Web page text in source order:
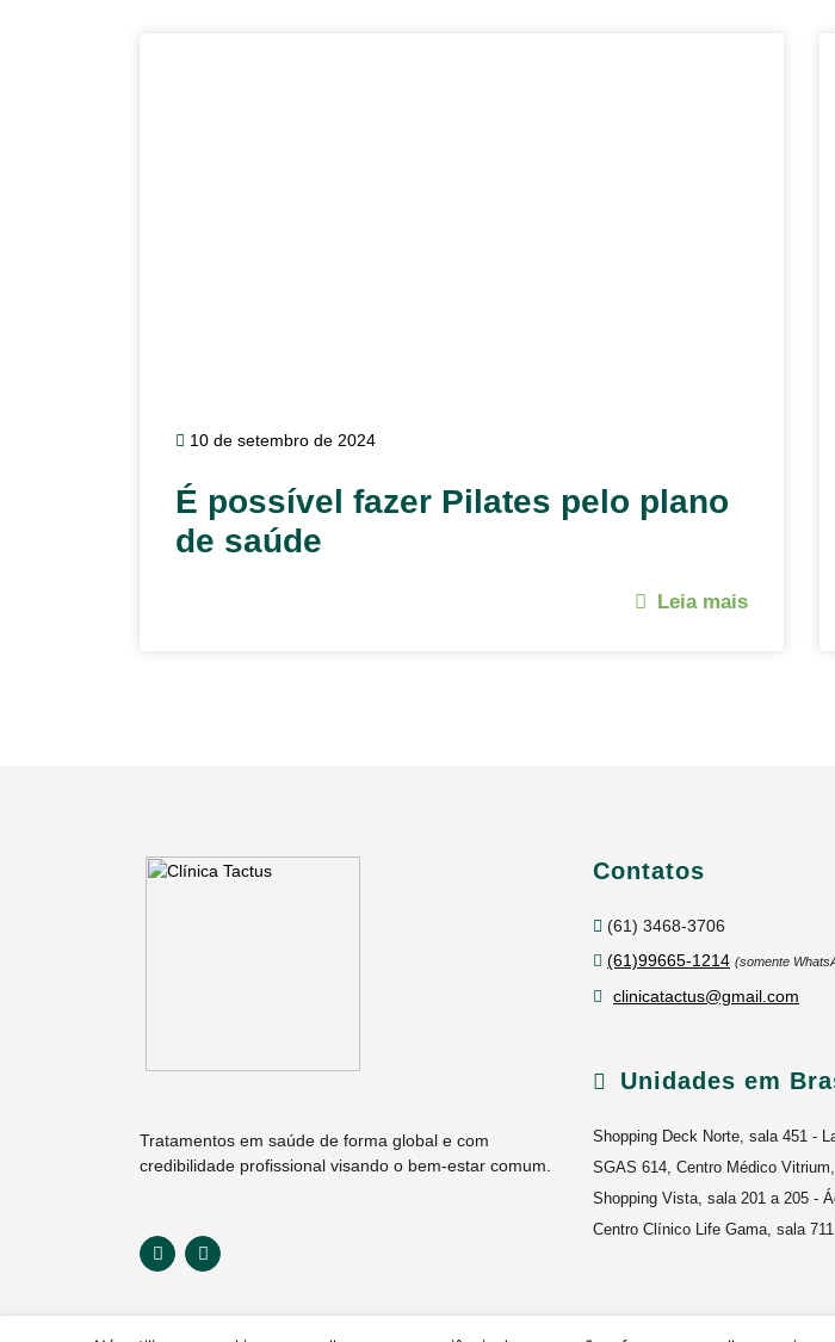
10 de setembro de 2024
É possível fazer Pilates pelo plano
de saúde
Leia mais
Tratamentos em saúde de forma global e com
credibilidade profissional visando o bem-estar comum.
Contatos
(61) 3468-3706
(61)99665-1214 (somente
clinicatactus@gmail.com
Unidades em
Shopping Deck Norte, sala 451 -
SGAS 614, Centro Médico
Shopping Vista, sala 201 a 205 -
Centro Clínico Life Gama, sala